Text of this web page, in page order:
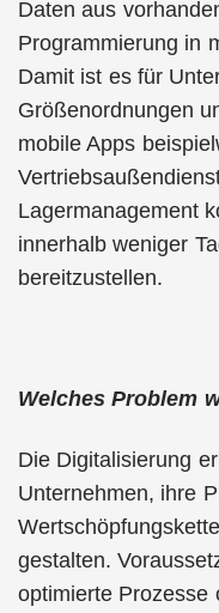
Daten aus
Programmierung in
Damit ist es für
Größenordnungen
mobile Apps
Lagermanagement
innerhalb weniger
bereitzustellen.
Welches Problem
Die Digitalisierung
Unternehmen, ihre
gestalten.
optimierte Prozesse